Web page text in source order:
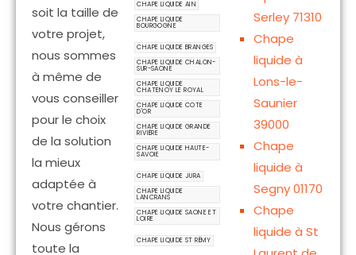
soit la taille de
votre projet,
nous sommes
à même de
vous conseiller
pour le choix
de la solution
la mieux
adaptée à
votre chantier.
Nous gérons
toute la
CHAPE LIQUIDE AIN
CHAPE LIQUIDE
BOURGOGNE
CHAPE LIQUIDE BRANGES
CHAPE LIQUIDE CHALON-
SUR-SAONE
CHAPE LIQUIDE
CHATENOY LE ROYAL
CHAPE LIQUIDE COTE
D'OR
CHAPE LIQUIDE GRANDE
RIVIÈRE
CHAPE LIQUIDE HAUTE-
SAVOIE
CHAPE LIQUIDE JURA
CHAPE LIQUIDE
LANCRANS
CHAPE LIQUIDE SAONE ET
LOIRE
CHAPE LIQUIDE ST RÉMY
Serley 71310
Chape
liquide à
Lons-le-
Saunier
39000
Chape
liquide à
Segny 01170
Chape
liquide à St